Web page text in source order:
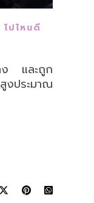
ไปไหนดี
ง และถูก
ประมาณ